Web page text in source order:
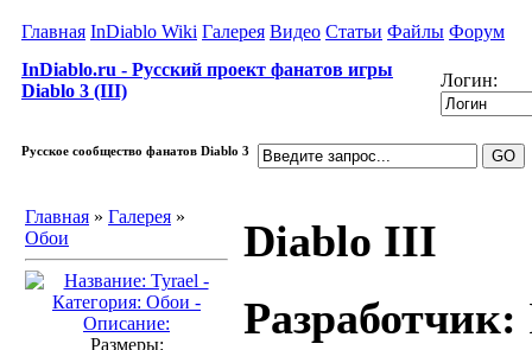
Главная InDiablo Wiki Галерея Видео Статьи Файлы Форум
InDiablo.ru - Русский проект фанатов игры
Diablo 3 (III)
Логин:
Русское сообщество фанатов Diablo 3
Главная » Галерея »
Обои
Размеры:
Diablo III
Разработчик: